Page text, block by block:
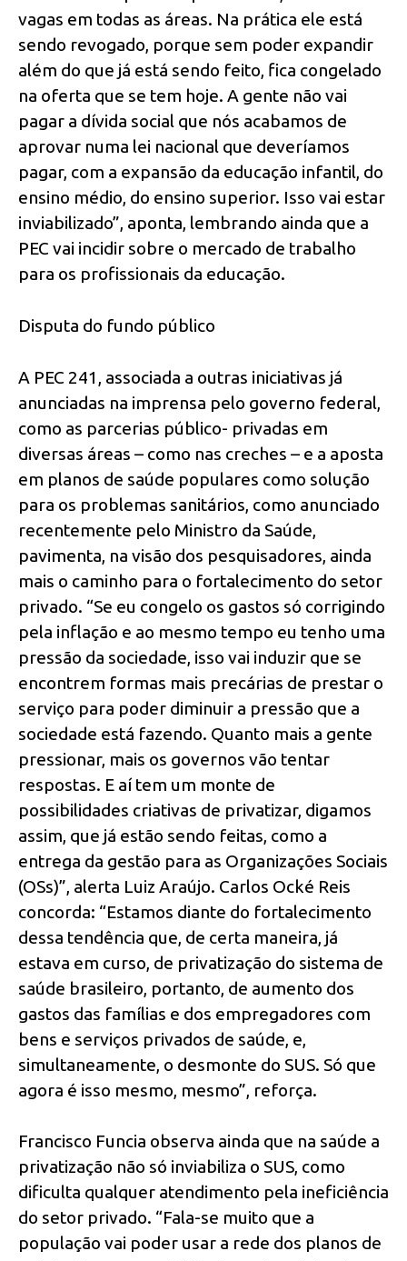
vagas em todas as áreas. Na prática ele está
sendo revogado, porque sem poder expandir
além do que já está sendo feito, fica congelado
na oferta que se tem hoje. A gente não vai
pagar a dívida social que nós acabamos de
aprovar numa lei nacional que deveríamos
pagar, com a expansão da educação infantil, do
ensino médio, do ensino superior. Isso vai estar
inviabilizado”, aponta, lembrando ainda que a
PEC vai incidir sobre o mercado de trabalho
para os profissionais da educação.
Disputa do fundo público
A PEC 241, associada a outras iniciativas já
anunciadas na imprensa pelo governo federal,
como as parcerias público- privadas em
diversas áreas – como nas creches – e a aposta
em planos de saúde populares como solução
para os problemas sanitários, como anunciado
recentemente pelo Ministro da Saúde,
pavimenta, na visão dos pesquisadores, ainda
mais o caminho para o fortalecimento do setor
privado. “Se eu congelo os gastos só corrigindo
pela inflação e ao mesmo tempo eu tenho uma
pressão da sociedade, isso vai induzir que se
encontrem formas mais precárias de prestar o
serviço para poder diminuir a pressão que a
sociedade está fazendo. Quanto mais a gente
pressionar, mais os governos vão tentar
respostas. E aí tem um monte de
possibilidades criativas de privatizar, digamos
assim, que já estão sendo feitas, como a
entrega da gestão para as Organizações Sociais
(OSs)”, alerta Luiz Araújo. Carlos Ocké Reis
concorda: “Estamos diante do fortalecimento
dessa tendência que, de certa maneira, já
estava em curso, de privatização do sistema de
saúde brasileiro, portanto, de aumento dos
gastos das famílias e dos empregadores com
bens e serviços privados de saúde, e,
simultaneamente, o desmonte do SUS. Só que
agora é isso mesmo, mesmo”, reforça.
Francisco Funcia observa ainda que na saúde a
privatização não só inviabiliza o SUS, como
dificulta qualquer atendimento pela ineficiência
do setor privado. “Fala-se muito que a
população vai poder usar a rede dos planos de